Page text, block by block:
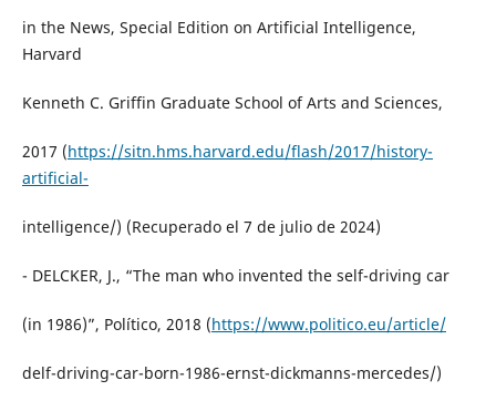
in the News, Special Edition on Artificial Intelligence,
Harvard
Kenneth C. Griffin Graduate School of Arts and Sciences,
2017 (https://sitn.hms.harvard.edu/flash/2017/history-
artificial-
intelligence/) (Recuperado el 7 de julio de 2024)
- DELCKER, J., “The man who invented the self-driving car
(in 1986)”, Político, 2018 (https://www.politico.eu/article/
delf-driving-car-born-1986-ernst-dickmanns-mercedes/)